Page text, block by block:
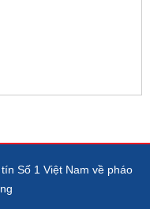
Số 1 Việt Nam về pháo